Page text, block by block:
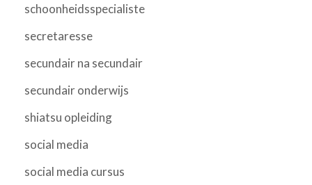
schoonheidsspecialiste
secretaresse
secundair na secundair
secundair onderwijs
shiatsu opleiding
social media
social media cursus